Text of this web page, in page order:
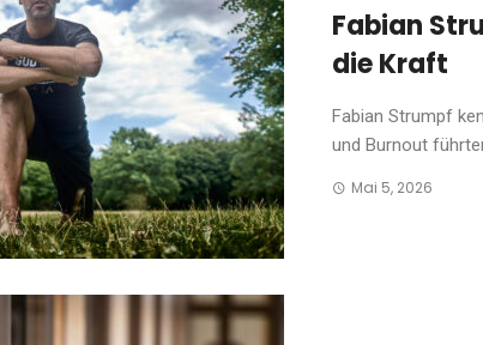
Fabian
die Kraft
Fabian Strumpf
und Burnout
Mai 5, 2026